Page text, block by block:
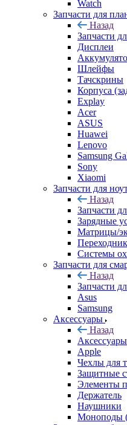
Шлейфы
Тачскрины
Корпуса
Explay
Acer
ASUS
Huawei
Lenovo
Samsung
Sony
Xiaomi
Запчасти для
Назад
Запчасти
Зарядные
Матрицы/
Системы
Запчасти для
Назад
Запчасти
Asus
Samsung
Аксессуары
Назад
Аксессуары
Apple
Чехлы для
Защитные
Элементы
Держатель
Наушники
Моноподы
Запчасти для
Назад
Запчасти
Запчасти